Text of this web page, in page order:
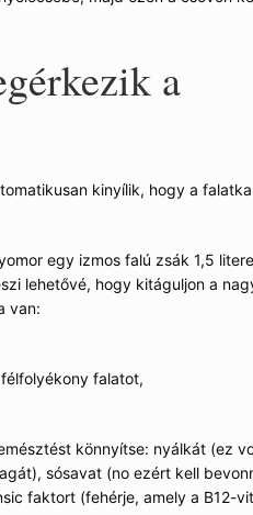
a
kinyílik, hogy a
egy izmos falú zsák 1,5
lehetővé, hogy kitáguljon a
van:
falatot,
könnyítse: nyálkát (ez
sósavat (no ezért kell
faktort (fehérje, amely a B12-